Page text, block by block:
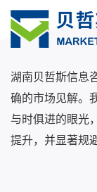
湖南贝哲斯信息
确的市场见解。
与时俱进的眼光
提升，并显著规